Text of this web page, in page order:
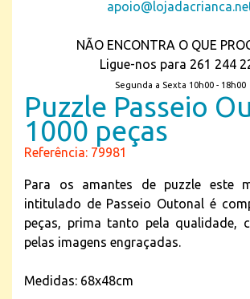
NÃO ENCONTRA O QUE
Ligue-nos para 261 244
Segunda a Sexta 10h00 - 18h00
Puzzle Passeio
1000 peças
Referência: 79981
Para os amantes de puzzle este
intitulado de Passeio Outonal é
peças, prima tanto pela qualidade,
pelas imagens engraçadas.
Medidas: 68x48cm